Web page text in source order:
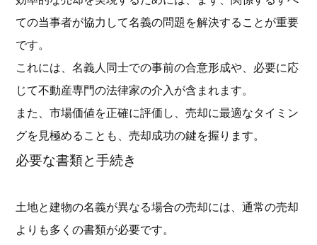
ての当事者が協力して名義の問題を解決することが重要
です。
これには、名義人同士での事前の合意形成や、必要に応
じて不動産専門の法律家の介入が含まれます。
また、市場価値を正確に評価し、売却に最適なタイミン
グを見極めることも、売却成功の鍵を握ります。
必要な書類と手続き
土地と建物の名義が異なる場合の売却には、通常の売却
よりも多くの書類が必要です。